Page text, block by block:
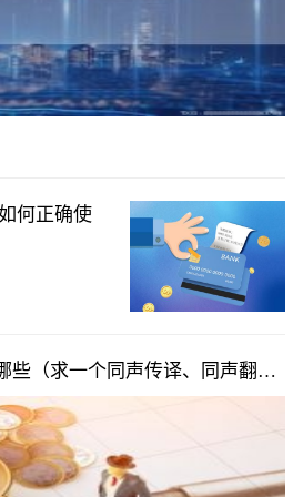
何正确使
些（求一个同声传译、同声翻译